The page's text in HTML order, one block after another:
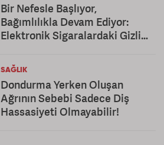
Bir Nefesle Başlıyor,
Bağımlılıkla Devam Ediyor:
Elektronik Sigaralardaki Gizli
SAĞLIK
Dondurma Yerken Oluşan
Ağrının Sebebi Sadece Diş
Hassasiyeti Olmayabilir!